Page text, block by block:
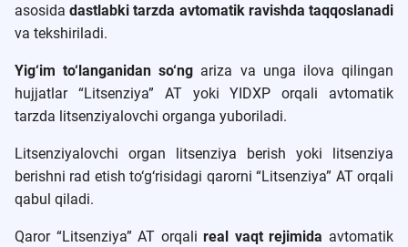
asosidadastlabki tarzda avtomatik ravishda taqqoslanadi
va tekshiriladi.
Yig‘im to‘langanidan so‘ng ariza va unga ilova qilingan
hujjatlar “Litsenziya” AT yoki YIDXP orqali avtomatik
tarzda litsenziyalovchi organga yuboriladi.
Litsenziyalovchi organ litsenziya berish yoki litsenziya
berishni rad etish to‘g‘risidagi qarorni “Litsenziya” AT orqali
qabul qiladi.
Qaror “Litsenziya” AT orqalireal vaqt rejimida avtomatik